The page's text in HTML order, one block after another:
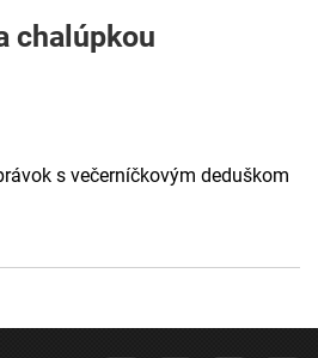
chalúpkou
s večerníčkovým deduškom